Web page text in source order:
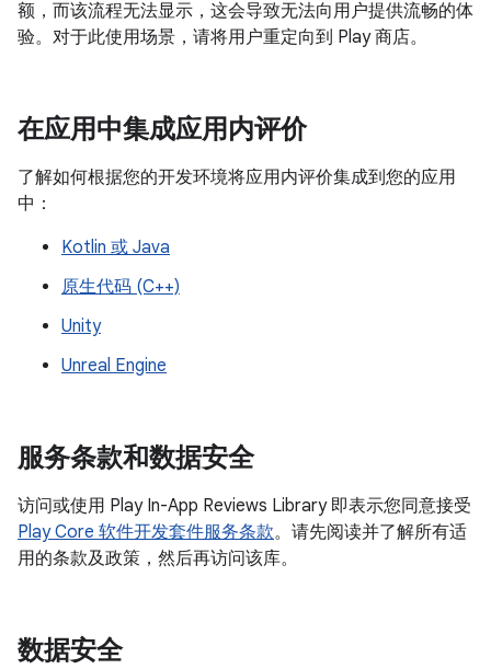
额，而该流程无法显示，这会导致无法向用户提供流畅的体
验。对于此使用场景，请将用户重定向到 Play 商店。
在应用中集成应用内评价
了解如何根据您的开发环境将应用内评价集成到您的应用
中：
Kotlin 或 Java
原生代码 (C++)
Unity
Unreal Engine
服务条款和数据安全
访问或使用 Play In-App Reviews Library 即表示您同意接受
Play Core 软件开发套件服务条款。请先阅读并了解所有适
用的条款及政策，然后再访问该库。
数据安全